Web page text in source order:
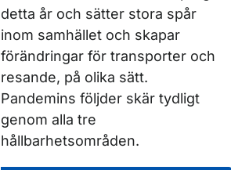
detta år och sätter stora spår
inom samhället och skapar
förändringar för transporter och
resande, på olika sätt.
Pandemins följder skär tydligt
genom alla tre
hållbarhetsområden.